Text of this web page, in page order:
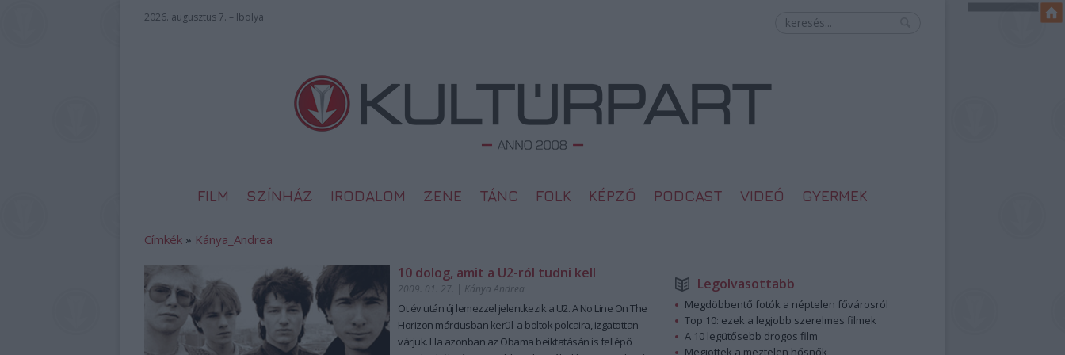
2026. augusztus 7. – Ibolya
FILM SZÍNHÁZ IRODALOM ZENE TÁNC FOLK KÉPZŐ PODCAST VIDEÓ GYERMEK
Címkék » Kánya_Andrea
10 dolog, amit a U2-ról tudni kell
2009. 01. 27. | Kánya Andrea
Öt év után új lemezzel jelentkezik a U2. A No Line On The
Horizon márciusban kerül a boltok polcaira, izgatottan
várjuk. Ha azonban az Obama beiktatásán is fellépő
Legolvasottabb
Megdöbbentő fotók a néptelen fővárosról
Top 10: ezek a legjobb szerelmes filmek
A 10 legütősebb drogos film
Megjöttek a meztelen hősnők